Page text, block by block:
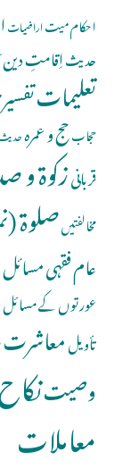
احکام میتاراضیات
حدیثاِقامتِ دین
تعلیمات
حجابحج و عمرہ
قربانیزکوۃ
مخالفتیںصلوة
عام فقہی مسائل
عورتوں کے مسائل
تأویلمعاشرت
وصیت
معاملات